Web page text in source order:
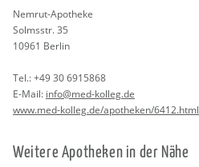
Nem­rut-Apo­the­ke
Solms­str. 35
10961 Ber­lin
Tel.:+49 30 6915868
E-Mail: info@​med-​kolleg.​de
www.​med-​kolleg.​de/​apotheken/​6412.​html
Wei­te­re Apo­the­ken in der Nähe